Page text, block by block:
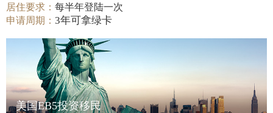
居住要求：每半年登陆一次
申请周期：3年可拿绿卡
美国EB5投资移民